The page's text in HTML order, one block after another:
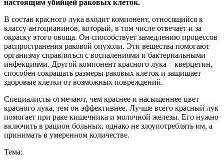
настоящим убийцей раковых клеток.
В состав красного лука входит компонент, относящийся к
классу антоцианинов, который, в том числе отвечает и за
окраску этого овоща. Он способствует замедлению процессов
распространения раковой опухоли. Эти вещества помогают
организму справляться с воспалениями и бактериальными
инфекциями. Другой компонент красного лука – кверцетин,
способен сокращать размеры раковых клеток и защищает
здоровые клетки от возможных повреждений.
Специалисты отмечают, чем краснее и насыщеннее цвет
красного лука, тем он эффективнее. Лучше всего красный лук
помогает при раке кишечника и молочной железы. Его нужно
включить в рацион больных, однако не злоупотреблять им, а
принимать в умеренном количестве.
Тема: